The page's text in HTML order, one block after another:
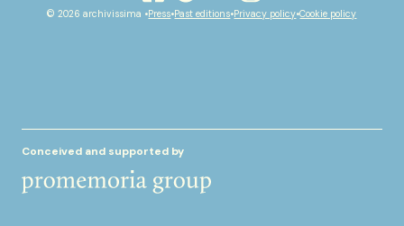
facebook
spotifyyoutubeinstagram
© 2026 archivissima •Press•Past editions•Privacy policy•Cookie policy
Conceived and supported by